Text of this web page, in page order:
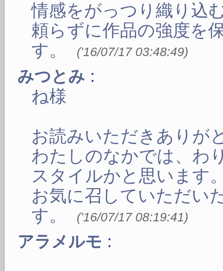
情感をがっつり織り込
頼らずに作品の強度を
す。
('16/07/17 03:48:49)
みつとみ :
ね様
お読みいただきありが
わたしのなかでは、わ
スタイルかと思います
お気に召していただい
す。
('16/07/17 08:19:41)
アラメルモ :